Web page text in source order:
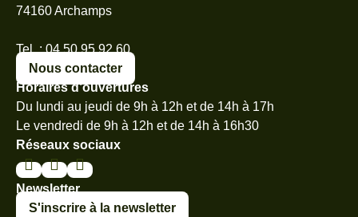
74160 Archamps
Tel. : 04 50 95 92 60
Nous contacter
Horaires d’ouvertures
Du lundi au jeudi de 9h à 12h et de 14h à 17h
Le vendredi de 9h à 12h et de 14h à 16h30
Réseaux sociaux
Newsletter
S'inscrire à la newsletter